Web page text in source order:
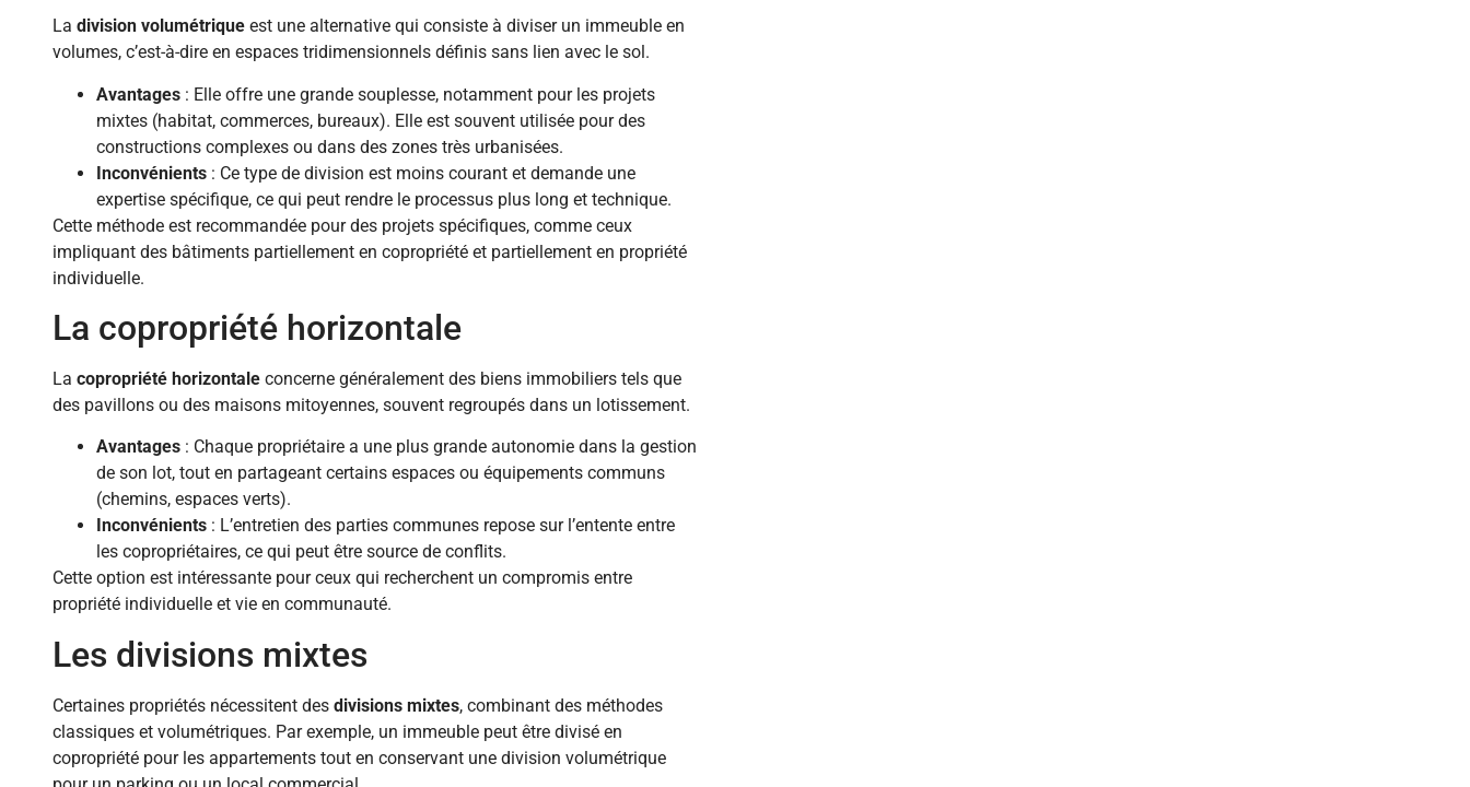
La division volumétrique est une alternative qui consiste à diviser un immeuble en
volumes, c’est-à-dire en espaces tridimensionnels définis sans lien avec le sol.
Avantages : Elle offre une grande souplesse, notamment pour les projets
mixtes (habitat, commerces, bureaux). Elle est souvent utilisée pour des
constructions complexes ou dans des zones très urbanisées.
Inconvénients : Ce type de division est moins courant et demande une
expertise spécifique, ce qui peut rendre le processus plus long et technique.
Cette méthode est recommandée pour des projets spécifiques, comme ceux
impliquant des bâtiments partiellement en copropriété et partiellement en propriété
individuelle.
La copropriété horizontale
La copropriété horizontale concerne généralement des biens immobiliers tels que
des pavillons ou des maisons mitoyennes, souvent regroupés dans un lotissement.
Avantages : Chaque propriétaire a une plus grande autonomie dans la gestion
de son lot, tout en partageant certains espaces ou équipements communs
(chemins, espaces verts).
Inconvénients : L’entretien des parties communes repose sur l’entente entre
les copropriétaires, ce qui peut être source de conflits.
Cette option est intéressante pour ceux qui recherchent un compromis entre
propriété individuelle et vie en communauté.
Les divisions mixtes
Certaines propriétés nécessitent des divisions mixtes, combinant des méthodes
classiques et volumétriques. Par exemple, un immeuble peut être divisé en
copropriété pour les appartements tout en conservant une division volumétrique